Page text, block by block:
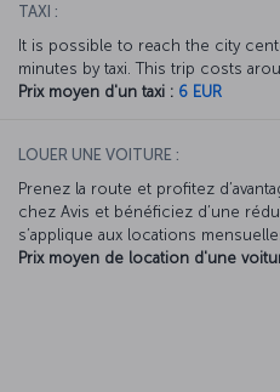
TAXI :
It is possible to reach the city
minutes by taxi. This trip costs
Prix moyen d'un taxi : 6 EUR
LOUER UNE VOITURE :
Prenez la route et profitez
chez Avis et bénéficiez d’une
s’applique aux locations
Prix moyen de location d'une